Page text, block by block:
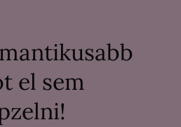
el sem